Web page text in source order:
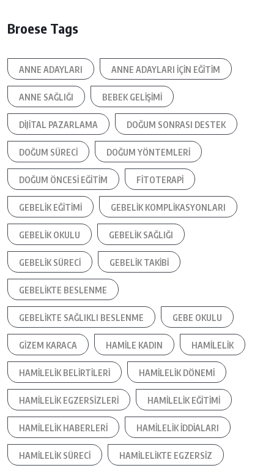
Broese Tags
ANNE ADAYLARI ANNE ADAYLARI IÇIN EĞITIM
ANNE SAĞLIĞI BEBEK GELIŞIMI
DIJITAL PAZARLAMA DOĞUM SONRASI DESTEK
DOĞUM SÜRECI DOĞUM YÖNTEMLERI
DOĞUM ÖNCESI EĞITIM FITOTERAPI
GEBELIK EĞITIMI GEBELIK KOMPLIKASYONLARI
GEBELIK OKULU GEBELIK SAĞLIĞI
GEBELIK SÜRECI GEBELIK TAKIBI
GEBELIKTE BESLENME
GEBELIKTE SAĞLIKLI BESLENME GEBE OKULU
GIZEM KARACA HAMILE KADIN HAMILELIK
HAMILELIK BELIRTILERI HAMILELIK DÖNEMI
HAMILELIK EGZERSIZLERI HAMILELIK EĞITIMI
HAMILELIK HABERLERI HAMILELIK IDDIALARI
HAMILELIK SÜRECI HAMILELIKTE EGZERSIZ